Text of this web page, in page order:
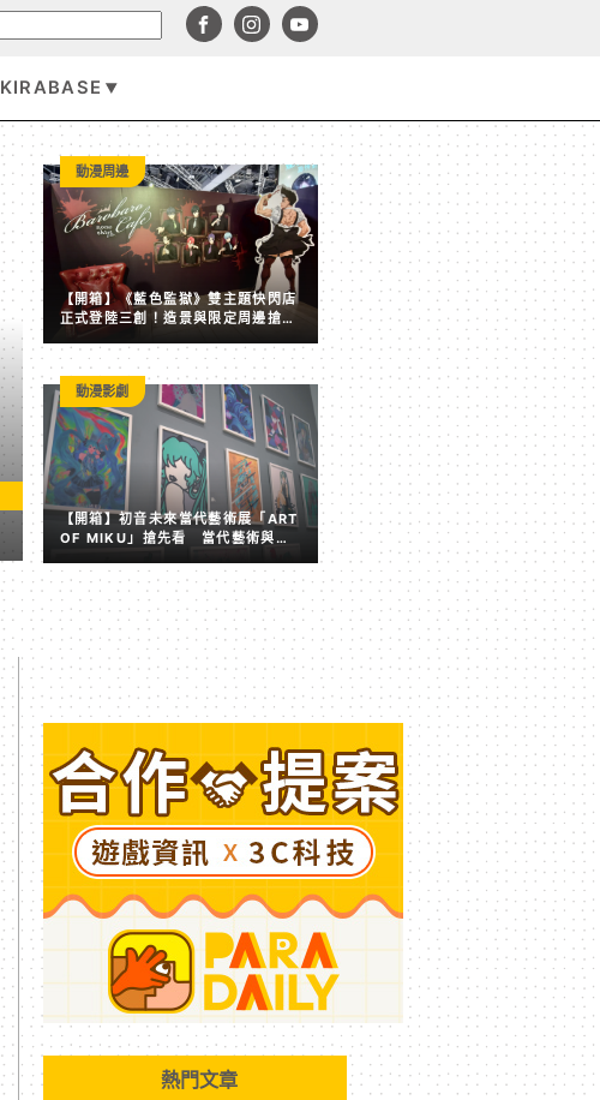
KIRABASE
遊戲資訊
賣點全失！《塵白禁域》7 月手機營收跌破 5,000 美元
後玩家大量流失
【開箱】《藍色監獄》雙主題快閃店
正式登陸三創！造景與限定周邊搶先
動漫周邊
【開箱】初音未來當代藝術展「ART
OF MIKU」搶先看 當代藝術與虛
擬歌姬激盪出的全新火花
動漫影劇
熱門文章